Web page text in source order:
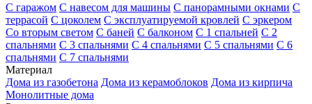
С гаражом С навесом для машины С панорамными окнами С
террасой С цоколем С эксплуатируемой кровлей С эркером
Со вторым светом С баней С балконом С 1 спальней С 2
спальнями С 3 спальнями С 4 спальнями С 5 спальнями С 6
спальнями С 7 спальнями
Материал
Дома из газобетона Дома из керамоблоков Дома из кирпича
Монолитные дома